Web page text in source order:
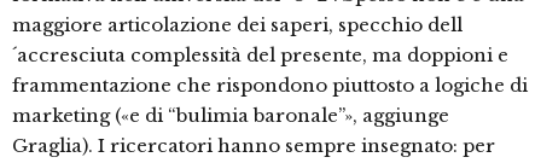
maggiore articolazione dei saperi, specchio dell
´accresciuta complessità del presente, ma doppioni e
frammentazione che rispondono piuttosto a logiche di
marketing («e di “bulimia baronale”», aggiunge
Graglia). I ricercatori hanno sempre insegnato: per